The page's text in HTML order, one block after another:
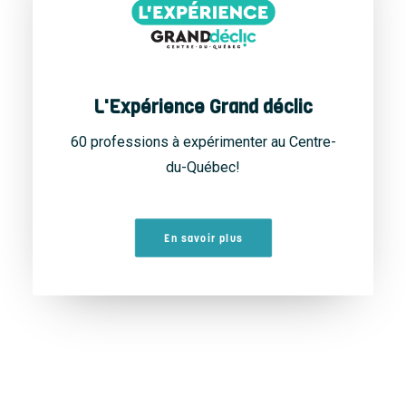
L'Expérience Grand déclic
60 professions à expérimenter au Centre-
du-Québec!
En savoir plus